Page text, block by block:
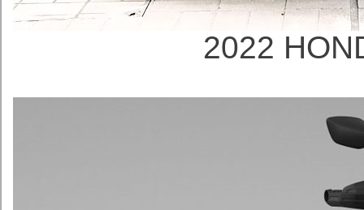
2022